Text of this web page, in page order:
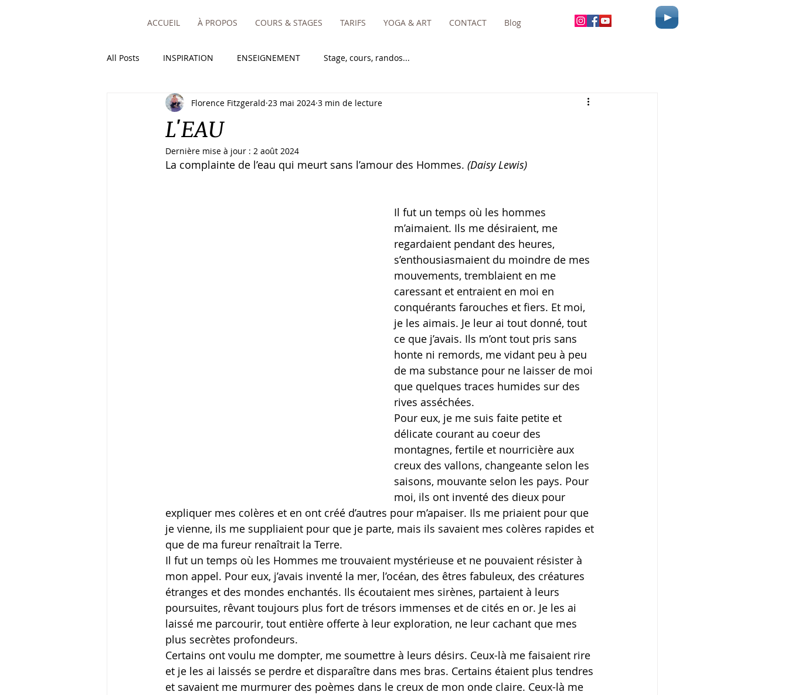
ACCUEIL À PROPOS COURS & STAGES TARIFS YOGA & ART CONTACT Blog
All Posts INSPIRATION ENSEIGNEMENT Stage, cours, randos...
L'EAU
Florence Fitzgerald 23 mai 2024 3 min de lecture
Dernière mise à jour : 2 août 2024
La complainte de l’eau qui meurt sans l’amour des Hommes. (Daisy Lewis)
Il fut un temps où les hommes
m’aimaient. Ils me désiraient, me
regardaient pendant des heures,
s’enthousiasmaient du moindre de mes
mouvements, tremblaient en me
caressant et entraient en moi en
conquérants farouches et fiers. Et moi,
je les aimais. Je leur ai tout donné, tout
ce que j’avais. Ils m’ont tout pris sans
honte ni remords, me vidant peu à peu
de ma substance pour ne laisser de moi
que quelques traces humides sur des
rives asséchées.
Pour eux, je me suis faite petite et
délicate courant au coeur des
montagnes, fertile et nourricière aux
creux des vallons, changeante selon les
saisons, mouvante selon les pays. Pour
moi, ils ont inventé des dieux pour
expliquer mes colères et en ont créé d’autres pour m’apaiser. Ils me priaient pour que
je vienne, ils me suppliaient pour que je parte, mais ils savaient mes colères rapides et
que de ma fureur renaîtrait la Terre.
Il fut un temps où les Hommes me trouvaient mystérieuse et ne pouvaient résister à
mon appel. Pour eux, j’avais inventé la mer, l’océan, des êtres fabuleux, des créatures
étranges et des mondes enchantés. Ils écoutaient mes sirènes, partaient à leurs
poursuites, rêvant toujours plus fort de trésors immenses et de cités en or. Je les ai
laissé me parcourir, tout entière offerte à leur exploration, ne leur cachant que mes
plus secrètes profondeurs.
Certains ont voulu me dompter, me soumettre à leurs désirs. Ceux-là me faisaient rire
et je les ai laissés se perdre et disparaître dans mes bras. Certains étaient plus tendres
et savaient me murmurer des poèmes dans le creux de mon onde claire. Ceux-là me